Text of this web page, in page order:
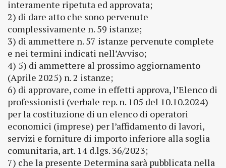
interamente ripetuta ed approvata;
2) di dare atto che sono pervenute
complessivamente n. 59 istanze;
3) di ammettere n. 57 istanze pervenute complete
e nei termini indicati nell’Avviso;
4) 5) di ammettere al prossimo aggiornamento
(Aprile 2025) n. 2 istanze;
6) di approvare, come in effetti approva, l’Elenco di
professionisti (verbale rep. n. 105 del 10.10.2024)
per la costituzione di un elenco di operatori
economici (imprese) per l’affidamento di lavori,
servizi e forniture di importo inferiore alla soglia
comunitaria, art. 14 d.lgs. 36/2023;
7) che la presente Determina sarà pubblicata nella